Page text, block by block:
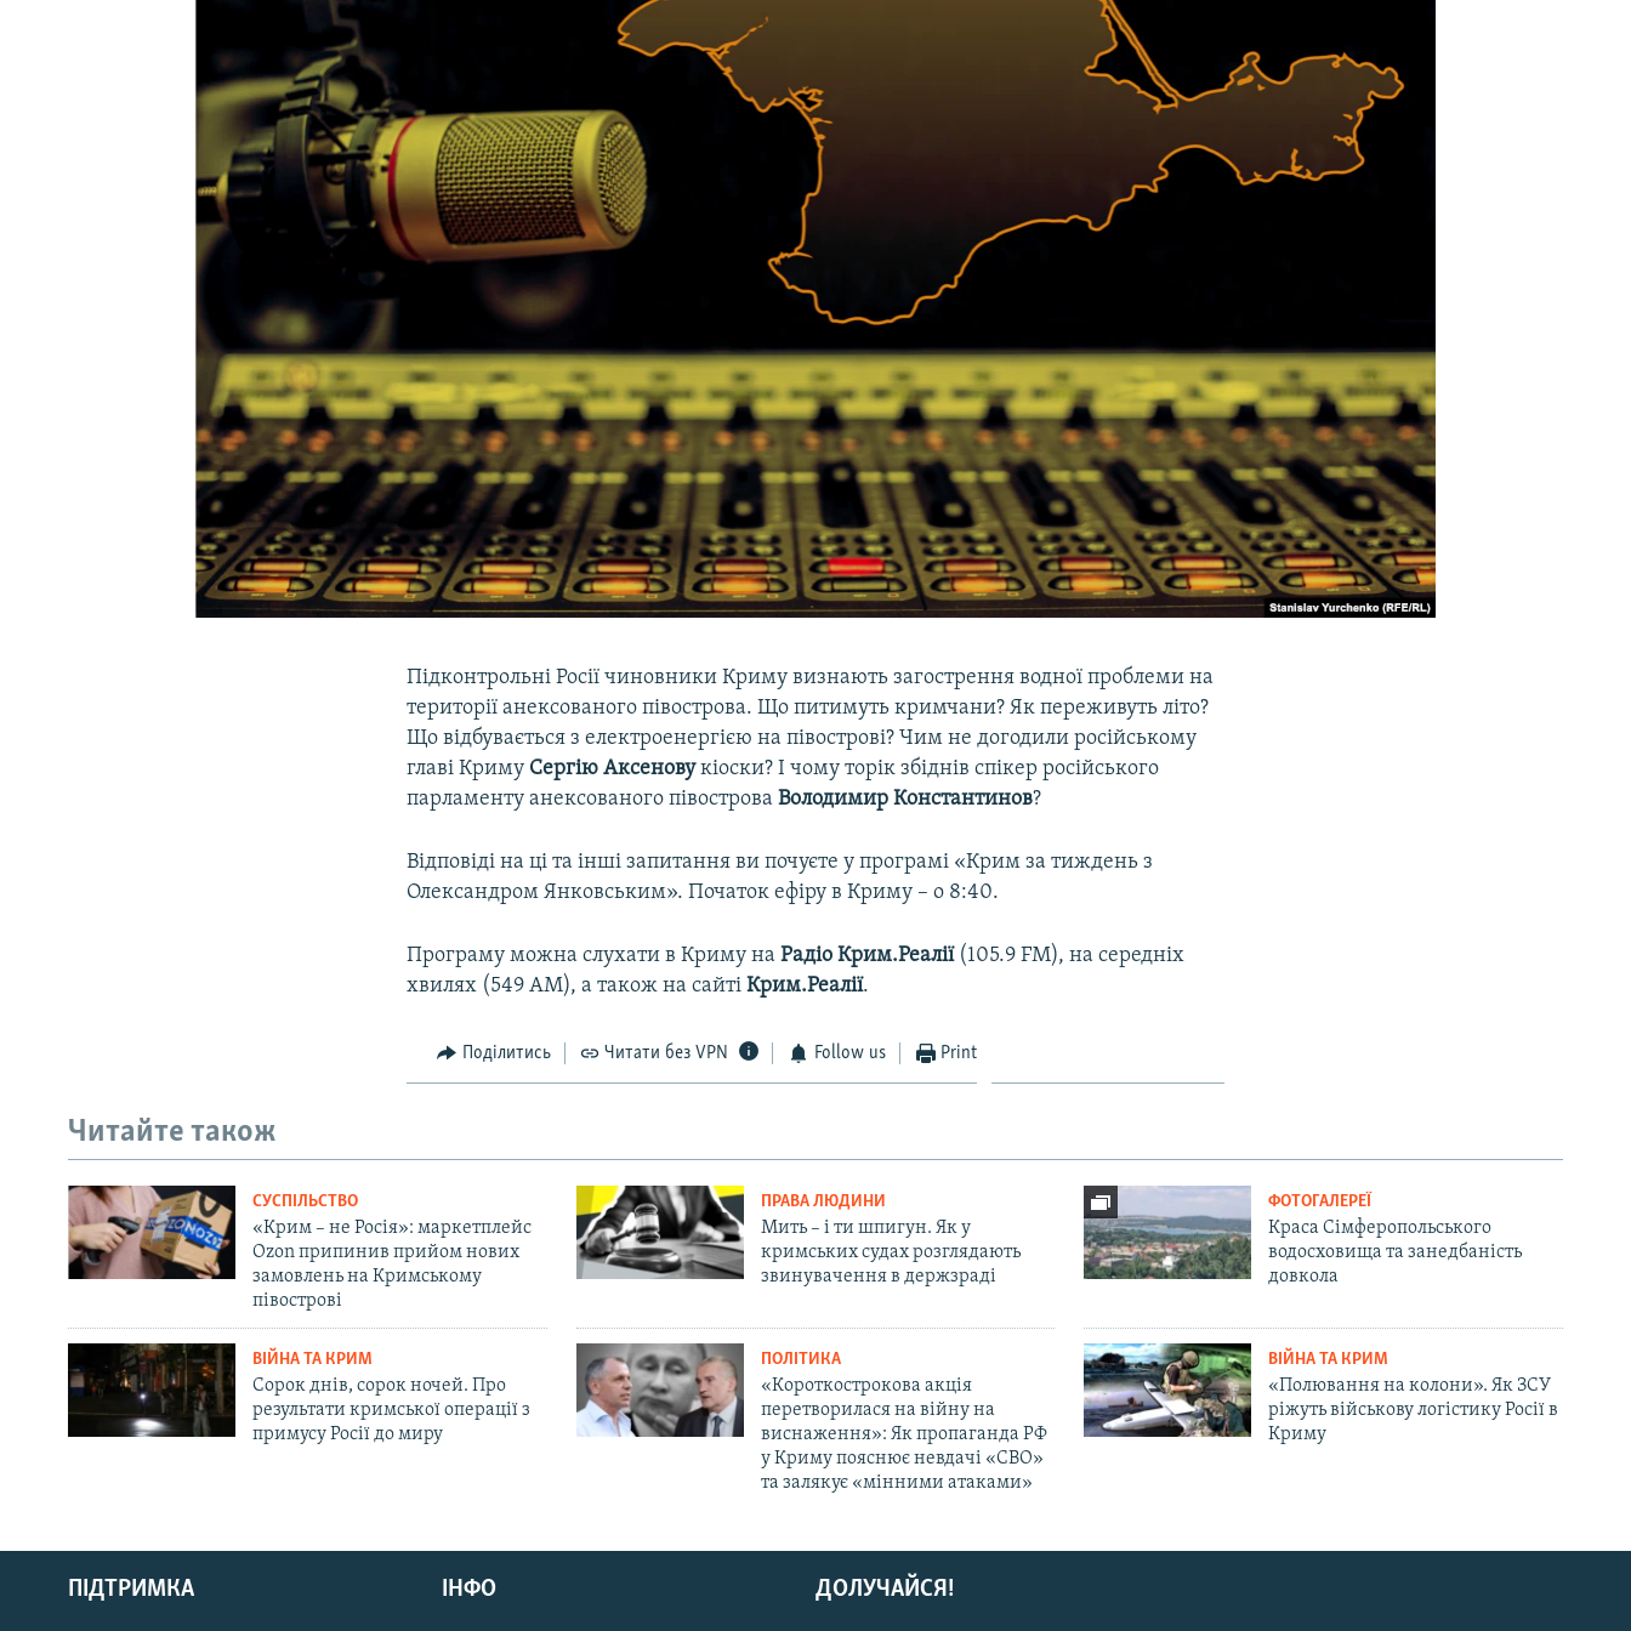
УКРАЇНСЬКА ПРОБЛЕМА КРИМУ
Русский
Qırımtatar
Підконтрольні Росії чиновники Криму визнають загострення водної проблеми на
території анексованого півострова. Що питимуть кримчани? Як переживуть літо?
Що відбувається з електроенергією на півострові? Чим не догодили російському
главі Криму Сергію Аксеновукіоски? І чому торік збіднів спікер російського
парламенту анексованого півостроваВолодимир Константинов?
Відповіді на ці та інші запитання ви почуєте у програмі «Крим за тиждень з
Олександром Янковським». Початок ефіру в Криму – о 8:40.
Програму можна слухати в Криму наРадіо Крим.Реалії(105.9 FM), на середніх
хвилях (549 АМ), а також на сайтіКрим.Реалії.
Поділитись Читати без VPN Follow us Print
Читайте також
СУСПІЛЬСТВО
«Крим – не Росія»: маркетплейс
Ozon припинив прийом нових
замовлень на Кримському
півострові
ПРАВА ЛЮДИНИ
Мить – і ти шпигун. Як у
кримських судах розглядають
звинувачення в держзраді
ФОТОГАЛЕРЕЇ
Краса Сімферопольського
водосховища та занедбаність
довкола
ВІЙНА ТА КРИМ
Сорок днів, сорок ночей. Про
результати кримської операції з
примусу Росії до миру
ПОЛІТИКА
«Короткострокова акція
перетворилася на війну на
виснаження»: Як пропаганда РФ
у Криму пояснює невдачі «СВО»
та залякує «мінними атаками»
ВІЙНА ТА КРИМ
«Полювання на колони». Як ЗСУ
ріжуть військову логістику Росії в
Криму
ДОЛУЧАЙСЯ!
ПІДТРИМКА ІНФО